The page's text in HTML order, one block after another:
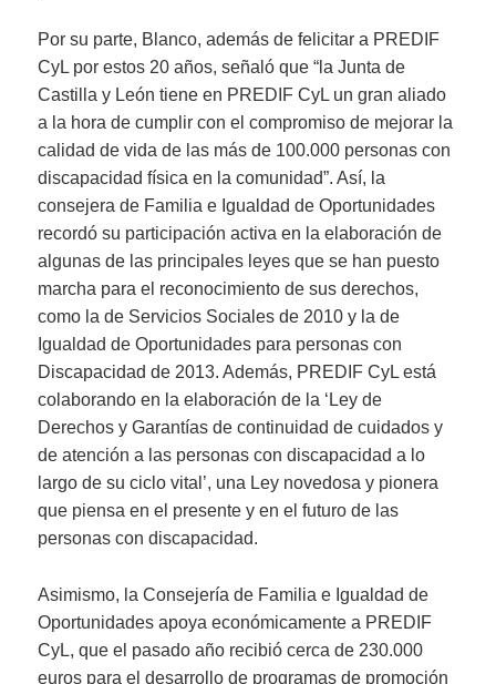
Por su parte, Blanco, además de felicitar a PREDIF
CyL por estos 20 años, señaló que “la Junta de
Castilla y León tiene en PREDIF CyL un gran aliado
a la hora de cumplir con el compromiso de mejorar la
calidad de vida de las más de 100.000 personas con
discapacidad física en la comunidad”. Así, la
consejera de Familia e Igualdad de Oportunidades
recordó su participación activa en la elaboración de
algunas de las principales leyes que se han puesto
marcha para el reconocimiento de sus derechos,
como la de Servicios Sociales de 2010 y la de
Igualdad de Oportunidades para personas con
Discapacidad de 2013. Además, PREDIF CyL está
colaborando en la elaboración de la ‘Ley de
Derechos y Garantías de continuidad de cuidados y
de atención a las personas con discapacidad a lo
largo de su ciclo vital’, una Ley novedosa y pionera
que piensa en el presente y en el futuro de las
personas con discapacidad.
Asimismo, la Consejería de Familia e Igualdad de
Oportunidades apoya económicamente a PREDIF
CyL, que el pasado año recibió cerca de 230.000
euros para el desarrollo de programas de promoción